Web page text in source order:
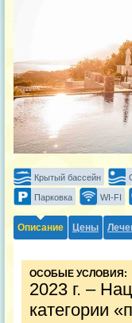
Крытый бассейн
Парковка WI-FI
Описание Цены
ОСОБЫЕ УСЛОВИЯ:
2023 г. –
категории